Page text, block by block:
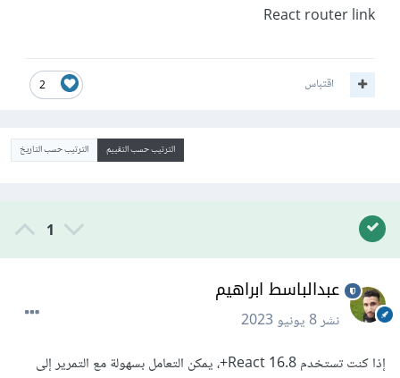
React router link
2 اقتباس
الترتيب حسب التقييم الترتيب حسب التاريخ
1
عبدالباسط ابراهيم
نشر8 يونيو 2023
إذا كنت تستخدم React 16.8+، يمكن التعامل بسهولة مع التمرير إلى